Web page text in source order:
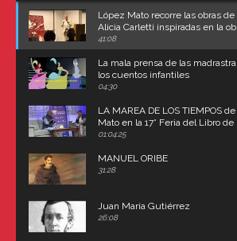
López Mato recorre las obras
Alicia Carletti inspiradas en la
Carroll
41:08
La mala prensa de las
los cuentos infantiles
04:30
LA MAREA DE LOS TIEMPOS
Mato en la 17° Feria del Libro de
(Uruguay)
01:04:25
MANUEL ORIBE
31:28
Juan María Gutiérrez
26:08